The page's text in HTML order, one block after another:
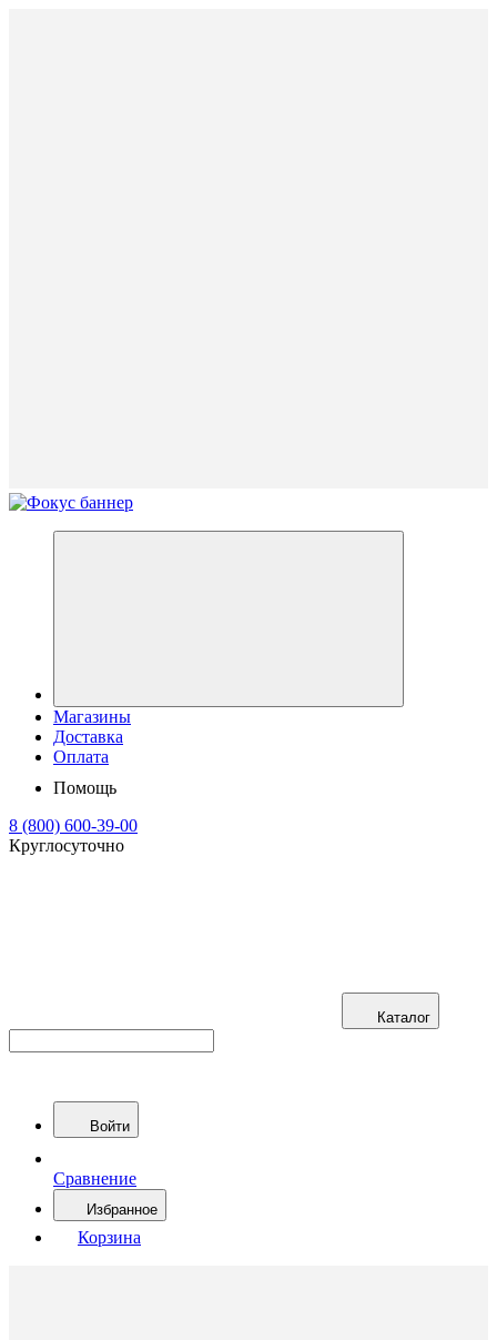
Магазины
Доставка
Оплата
Помощь
8 (800) 600-39-00
Круглосуточно
Каталог
Войти
Сравнение
Избранное
Корзина